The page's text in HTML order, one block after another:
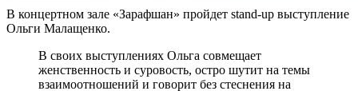
В концертном зале «Зарафшан» пройдет stand-up выступление
Ольги Малащенко.
В своих выступлениях Ольга совмещает
женственность и суровость, остро шутит на темы
взаимоотношений и говорит без стеснения на